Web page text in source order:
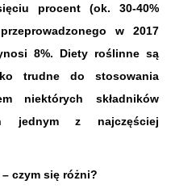
procent (ok. 30-40%
w 2017
8%. Diety roślinne są
trudne do stosowania
niektórych składników
jednym z najczęściej
czym się różni?